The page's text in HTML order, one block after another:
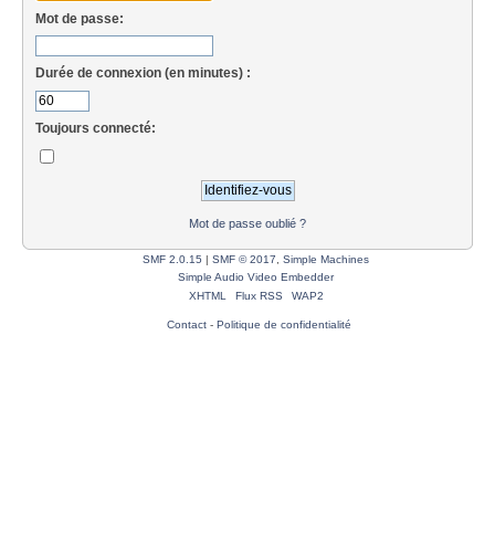
Mot de passe:
Durée de connexion (en minutes) :
Toujours connecté:
Mot de passe oublié ?
SMF 2.0.15 | SMF © 2017
Simple Machines
Simple Audio Video Embedder
XHTML
Flux RSS WAP2
Contact- Politique de confidentialité